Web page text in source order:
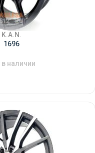
K.A.N.
1696
наличии